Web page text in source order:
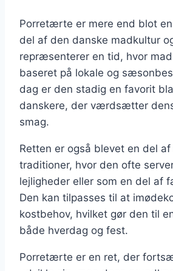
Porretærte er mere end blot
del af den danske madkultur
repræsenterer en tid, hvor
baseret på lokale og
dag er den stadig en favorit
danskere, der værdsætter
smag.
Retten er også blevet en del
traditioner, hvor den ofte
lejligheder eller som en del af
Den kan tilpasses til at
kostbehov, hvilket gør den til
både hverdag og fest.
Porretærte er en ret, der